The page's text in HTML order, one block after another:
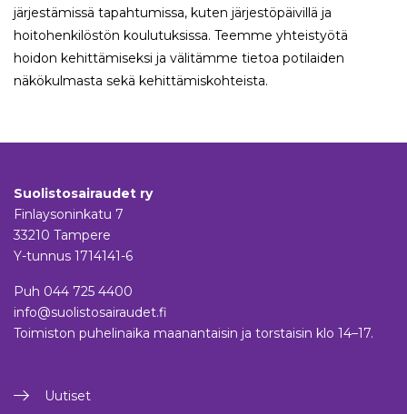
järjestämissä tapahtumissa, kuten järjestöpäivillä ja
hoitohenkilöstön koulutuksissa. Teemme yhteistyötä
hoidon kehittämiseksi ja välitämme tietoa potilaiden
näkökulmasta sekä kehittämiskohteista.
Suolistosairaudet ry
Finlaysoninkatu 7
33210 Tampere
Y-tunnus 1714141-6
Puh 044 725 4400
info@suolistosairaudet.fi
Toimiston puhelinaika maanantaisin ja torstaisin klo 14–17.
Uutiset